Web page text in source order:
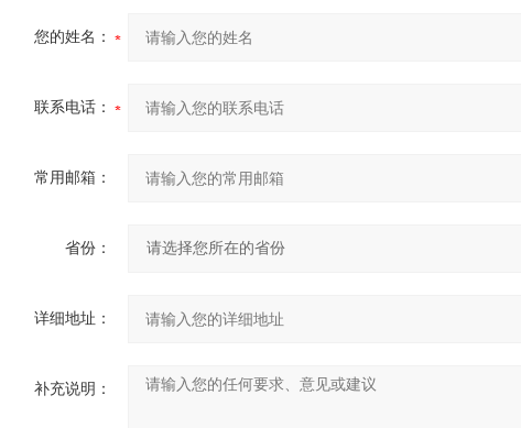
您的姓名：
联系电话：
常用邮箱：
省份：
详细地址：
补充说明：